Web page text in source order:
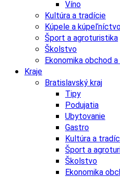
Víno
Kultúra a tradície
Kúpele a
Šport a agroturistika
Školstvo
Ekonomika obchod
Kraje
Bratislavský kraj
Tipy
Podujatia
Ubytovanie
Gastro
Kultúra a
Šport a
Školstvo
Ekonomika